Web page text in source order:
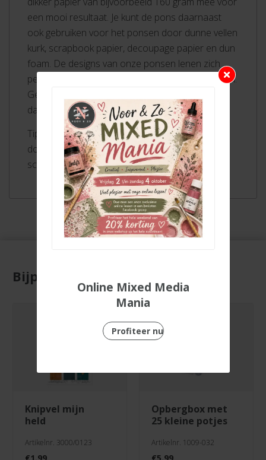
een mooi resultaat. Je kunt de pons daarnaast
ook gebruiken voor het ponsen door dunne vellen
kurk, scrapbook papier, decoupage papier en dun
foam. De designs van onze ponsen lenen zich
perfect voor het maken van allerlei knutselwerken.
Gebruik de geponste vorm of juist het sjabloon
dat door het ponsen is ontstaan.
Tip!Pons eens in de zoveel tijd een aantal keer
door aluminiumfolie om de pons te slijpen en
scherp te houden.
Bijpassende producten
knipvel mijn
held
Artikelnr. 3000/0123
opbergbox met
25 kleine potjes
Artikelnr. 1009-032
Online Mixed Media
Mania
Profiteer nu